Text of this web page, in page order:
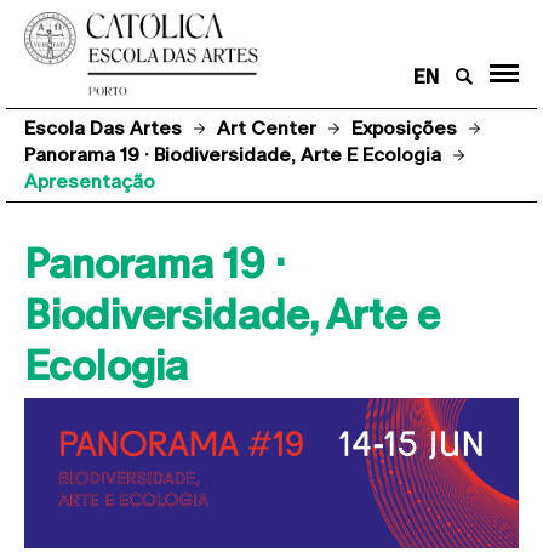
EN
Escola Das Artes Art Center
Exposições
Panorama 19 · Biodiversidade, Arte E Ecologia
Apresentação
Panorama 19 ·
Biodiversidade, Arte e
Ecologia